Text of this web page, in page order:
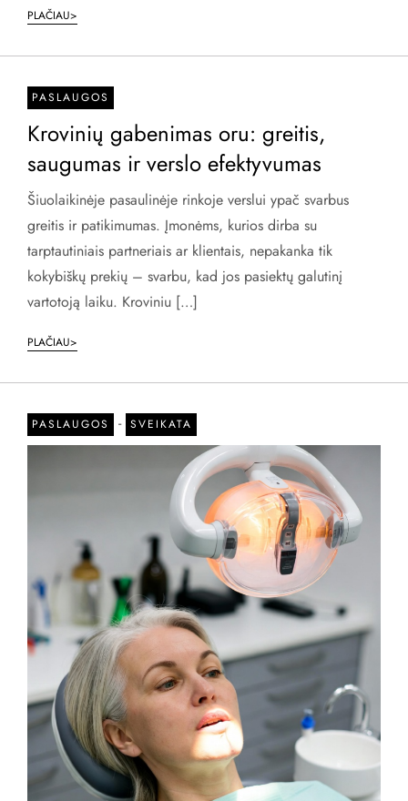
PLAČIAU>
PASLAUGOS
Krovinių gabenimas oru: greitis,
saugumas ir verslo efektyvumas
Šiuolaikinėje pasaulinėje rinkoje verslui ypač svarbus
greitis ir patikimumas. Įmonėms, kurios dirba su
tarptautiniais partneriais ar klientais, nepakanka tik
kokybiškų prekių – svarbu, kad jos pasiektų galutinį
vartotoją laiku. Kroviniu […]
PLAČIAU>
PASLAUGOS - SVEIKATA